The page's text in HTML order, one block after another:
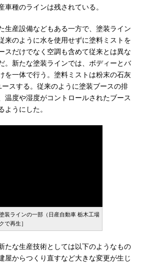
車種のラインは残されている。
生産設備などもある一方で、塗装ライン
来のように水を使用せずに塗料ミストを
スだけでなく空調も含めて従来とは異な
。新たな塗装ラインでは、ボディーとバ
を一体で行う。塗料ミストは粉末の石灰
スする。従来のように塗装ブースの排
温度や湿度がコントロールされたブース
ようにした。
装ラインの一部（日産自動車 栃木工場
で再生］
たな生産技術としては以下のようなもの
屋からつくり直すなど大きな変更が生じ